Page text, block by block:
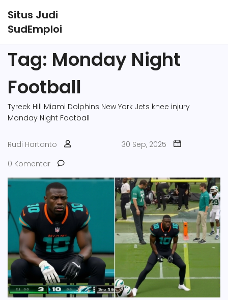
Situs Judi
SudEmploi
Tag: Monday Night
Football
Tyreek Hill Miami Dolphins New York Jets knee injury
Monday Night Football
Rudi Hartanto
30 Sep, 2025
0 Komentar